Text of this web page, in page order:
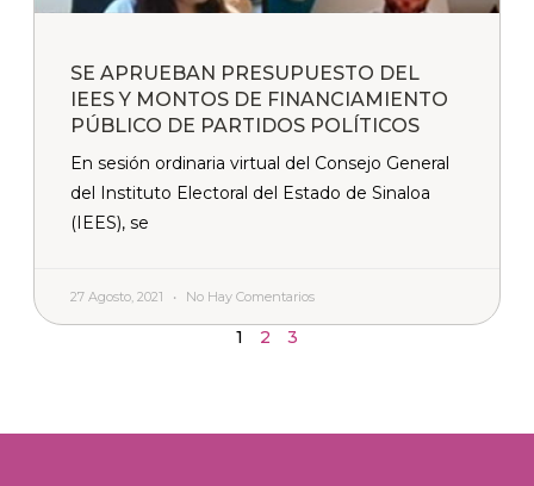
SE APRUEBAN PRESUPUESTO DEL
IEES Y MONTOS DE FINANCIAMIENTO
PÚBLICO DE PARTIDOS POLÍTICOS
En sesión ordinaria virtual del Consejo General
del Instituto Electoral del Estado de Sinaloa
(IEES), se
27 Agosto, 2021 No Hay Comentarios
1 2 3